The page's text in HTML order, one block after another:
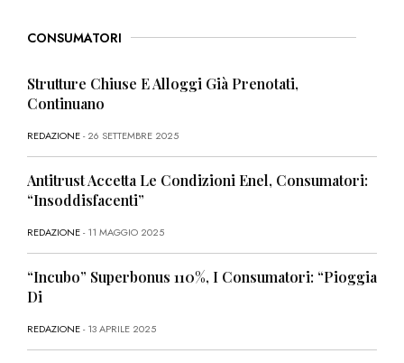
CONSUMATORI
Strutture Chiuse E Alloggi Già Prenotati,
Continuano
REDAZIONE- 26 SETTEMBRE 2025
Antitrust Accetta Le Condizioni Enel, Consumatori:
“Insoddisfacenti”
REDAZIONE- 11 MAGGIO 2025
“Incubo” Superbonus 110%, I Consumatori: “Pioggia
Di
REDAZIONE- 13 APRILE 2025